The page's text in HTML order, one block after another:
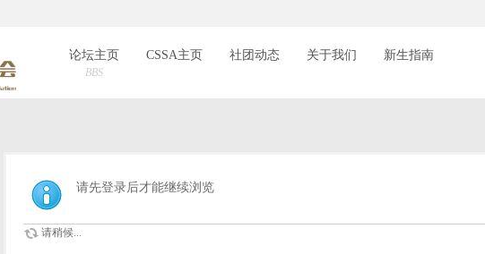
论坛主页
BBS
CSSA主页 社团动态 关于我们 新生指南
请先登录后才能继续浏览
请稍候...